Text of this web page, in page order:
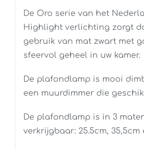
De Oro serie van het
Highlight verlichting zorgt
gebruik van mat zwart met
sfeervol geheel in uw kamer.
De plafondlamp is mooi
een muurdimmer die
De plafondlamp is in 3
verkrijgbaar: 25.5cm, 35,5cm